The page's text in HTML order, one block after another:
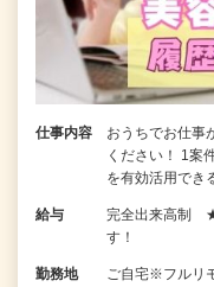
仕事内容
おうちでお仕事
ください！ 1案
を有効活用で
給与
完全出来高制 ★
す！
勤務地 ご自宅※フルリ